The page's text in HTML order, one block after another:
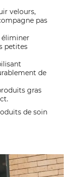
velours,
pas
éliminer
petites
de
gras
de soin